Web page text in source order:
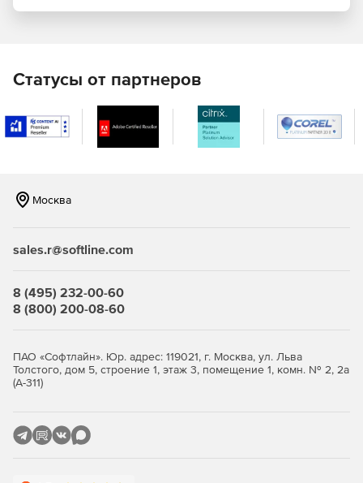
полностью блокирует спам-сообщения. Различные
предикативные и детерминистические фильтры
включают в себя: DNSBL-фильтрацию на уровне
подключения, анализ контента с использованием
IP отправителя.
пользователей. Norman Email Protection предоставляет
SNMP-мониторингу, состоянию системы, статистики
фильтрации, блокирования, отправленных и
Предотвращение утечек данных. Модуль помогает
защищать персональные, финансовые и другие
предотвращения их нарушения, отслеживание
отправленной и полученной информации.
Статусы от партнеров
Москва
sales.r@softline.com
8 (495) 232-00-60
8 (800) 200-08-60
ПАО «Софтлайн». Юр. адрес: 119021, г. Москва, ул. Льва
Толстого, дом 5, строение 1, этаж 3, помещение 1, комн. № 2, 2а
(А-311)